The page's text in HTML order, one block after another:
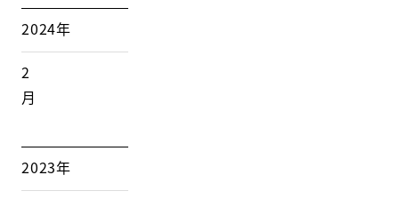
2024年
2
月
2023年